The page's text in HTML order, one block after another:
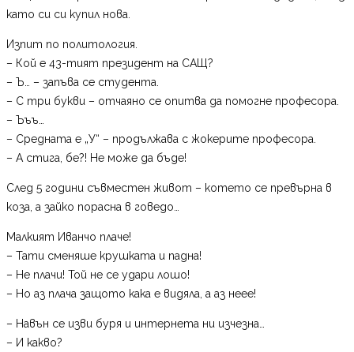
като си си купил нова.
Изпит по политология.
– Кой е 43-тият президент на САЩ?
– Ъ… – запъва се студента.
– С три букви – отчаяно се опитва да помогне професора.
– Ъъъ…
– Средната е „У“ – продължава с жокерите професора.
– А стига, бе?! Не може да бъде!
След 5 години съвместен живот – котето се превърна в
коза, а зайко порасна в говедо…
Малкият Иванчо плаче!
– Тати сменяше крушката и падна!
– Не плачи! Той не се удари лошо!
– Но аз плача защото кака е видяла, а аз неее!
– Навън се изви буря и интернета ни изчезна…
– И какво?